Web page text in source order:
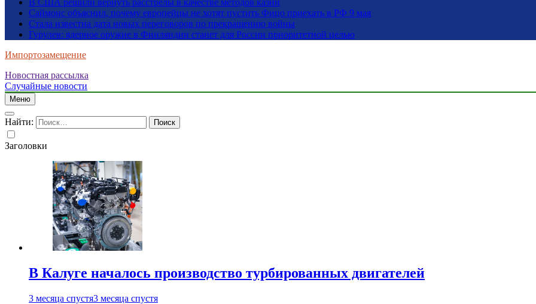
В США решили вернуть расстрелы в качестве методов казни
Саймонс объяснил, почему европейцы не хотят пустить Фицо приехать в РФ 9 мая
Стала известна дата новых переговоров по прекращению войны
Гурулев: ядерное оружие в Финляндии станет для России приоритетной целью
Импортозамещение
Новостная рассылка
Случайные новости
Меню
Найти:
Заголовки
В Калуге началось производство турбированных двигателей
3 месяца спустя3 месяца спустя